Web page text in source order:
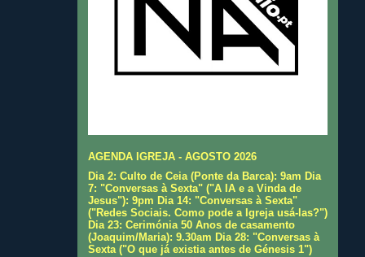
AGENDA IGREJA - AGOSTO 2026
Dia 2: Culto de Ceia (Ponte da Barca): 9am Dia
7: "Conversas à Sexta" ("A IA e a Vinda de
Jesus"): 9pm Dia 14: "Conversas à Sexta"
("Redes Sociais. Como pode a Igreja usá-las?")
Dia 23: Cerimónia 50 Anos de casamento
(Joaquim/Maria): 9.30am Dia 28: "Conversas à
Sexta ("O que já existia antes de Génesis 1")